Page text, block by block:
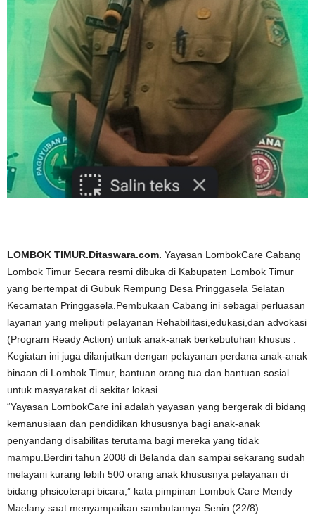
LOMBOK TIMUR.Ditaswara.com. Yayasan LombokCare Cabang
Lombok Timur Secara resmi dibuka di Kabupaten Lombok Timur
yang bertempat di Gubuk Rempung Desa Pringgasela Selatan
Kecamatan Pringgasela.Pembukaan Cabang ini sebagai perluasan
layanan yang meliputi pelayanan Rehabilitasi,edukasi,dan advokasi
(Program Ready Action) untuk anak-anak berkebutuhan khusus .
Kegiatan ini juga dilanjutkan dengan pelayanan perdana anak-anak
binaan di Lombok Timur, bantuan orang tua dan bantuan sosial
untuk masyarakat di sekitar lokasi.
“Yayasan LombokCare ini adalah yayasan yang bergerak di bidang
kemanusiaan dan pendidikan khususnya bagi anak-anak
penyandang disabilitas terutama bagi mereka yang tidak
mampu.Berdiri tahun 2008 di Belanda dan sampai sekarang sudah
melayani kurang lebih 500 orang anak khususnya pelayanan di
bidang phsicoterapi bicara,” kata pimpinan Lombok Care Mendy
Maelany saat menyampaikan sambutannya Senin (22/8).